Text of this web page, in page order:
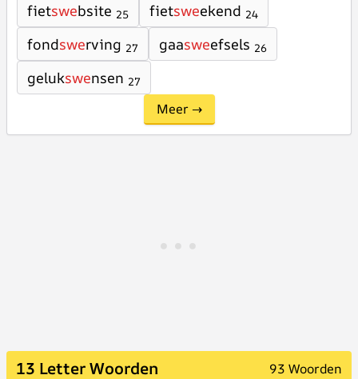
fietswebsite 25 fietsweekend 24
fondswerving 27 gaasweefsels 26
gelukswensen 27
Meer →
13 Letter Woorden 93 Woorden